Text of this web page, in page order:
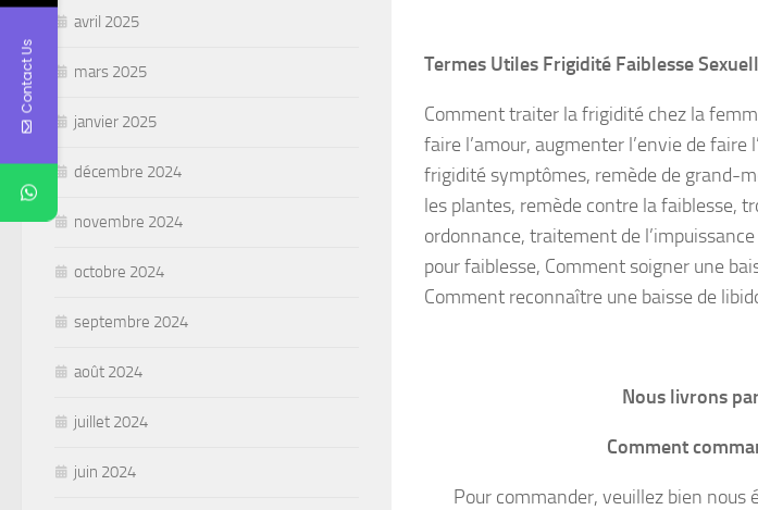
Termes Utiles Frigidité Faiblesse
Comment traiter la frigidité chez la
faire l’amour, augmenter l’envie de
frigidité symptômes, remède de grand-
les plantes, remède contre la faiblesse,
ordonnance, traitement de
pour faiblesse, Comment soigner une
Comment reconnaître une baisse de
Nous livrons
Comment
Pour commander, veuillez bien nous
avril 2025
mars 2025
janvier 2025
décembre 2024
novembre 2024
octobre 2024
septembre 2024
août 2024
juillet 2024
juin 2024
Contact Us